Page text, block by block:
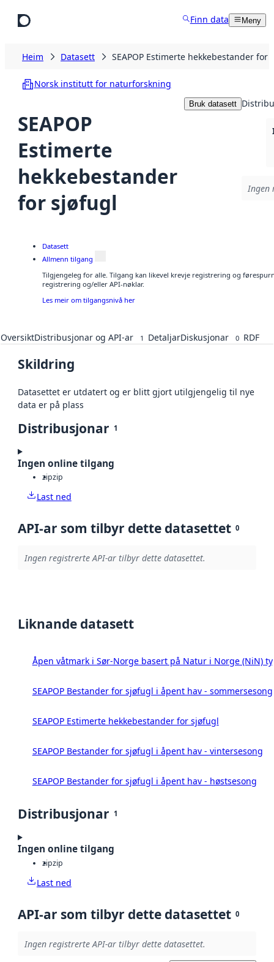
Finn data Meny
Heim Datasett SEAPOP Estimerte hekkebestander for
Norsk institutt for naturforskning
SEAPOP
Estimerte
hekkebestander
for sjøfugl
Bruk datasett
Ingen
Datasett
Allmenn tilgang
Tilgjengeleg for alle. Tilgang kan likevel krevje registrering og
registrering og/eller API-nøklar.
Les meir om tilgangsnivå her
OversiktDistribusjonar og API-ar 1 DetaljarDiskusjonar 0 RDF
Skildring
Datasettet er utdatert og er blitt gjort utilgjengelig til nye
data er på plass
Distribusjonar 1
Ingen online tilgang
zipzip
Last ned
API-ar som tilbyr dette datasettet 0
Ingen registrerte API-ar tilbyr dette datasettet.
Liknande datasett
Åpen våtmark i Sør-Norge basert på Natur i Norge (NiN)
SEAPOP Bestander for sjøfugl i åpent hav - sommersesong
SEAPOP Estimerte hekkebestander for sjøfugl
SEAPOP Bestander for sjøfugl i åpent hav - vintersesong
SEAPOP Bestander for sjøfugl i åpent hav - høstsesong
Distribusjonar 1
Ingen online tilgang
zipzip
Last ned
API-ar som tilbyr dette datasettet 0
Ingen registrerte API-ar tilbyr dette datasettet.